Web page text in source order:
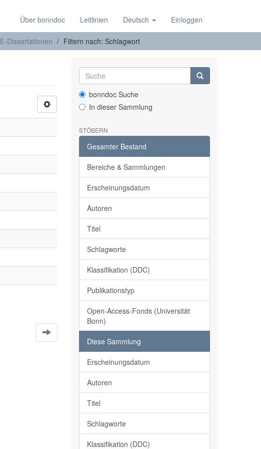
Über bonndoc Leitlinien Deutsch Einloggen
E-Dissertationen Filtern nach: Schlagwort
bonndoc Suche
In dieser Sammlung
STÖBERN
Gesamter Bestand
Bereiche & Sammlungen
Erscheinungsdatum
Autoren
Titel
Schlagworte
Klassifikation (DDC)
Publikationstyp
Open-Access-Fonds (Universität
Bonn)
Diese Sammlung
Erscheinungsdatum
Autoren
Titel
Schlagworte
Klassifikation (DDC)